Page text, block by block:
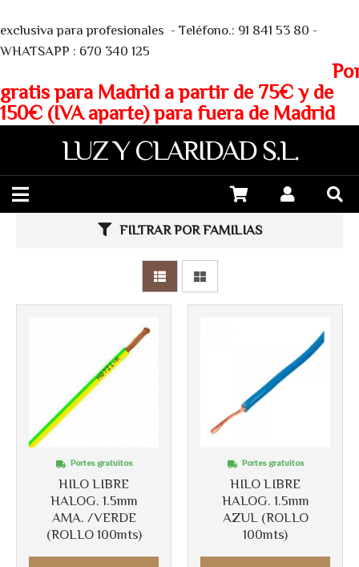
exclusiva para profesionales - Teléfono.: 91 841 53 80 -
WHATSAPP : 670 340 125
gratis para Madrid a partir de 75€ y de
150€ (IVA aparte) para fuera de Madrid
LUZ Y CLARIDAD S.L.
FILTRAR POR FAMILIAS
HILO LIBRE
HALOG. 1.5mm
AMA. /VERDE
(ROLLO 100mts)
Portes gratuitos
HILO LIBRE
HALOG. 1.5mm
AZUL (ROLLO
100mts)
Portes gratuitos
Más info Más info
Más info
Más info